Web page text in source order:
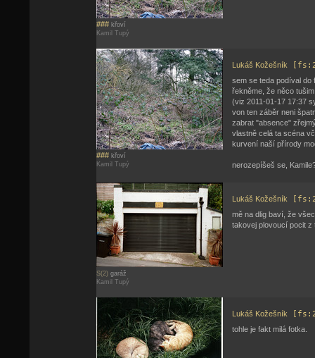
### křoví
Kamil Tupý
### křoví
Kamil Tupý
Lukáš Kožešník
sem se teda podíval do
řekněme, že něco
(viz 2011-01-17 17:37
von ten záběr neni
zabrat "absence"
vlastně celá ta scéna
kurvení naší přírody
nerozepíšeš se,
S(2) garáž
Kamil Tupý
Lukáš Kožešník
mě na dlig baví, že
takovej plovoucí pocit z
Lukáš Kožešník
tohle je fakt milá fotka.